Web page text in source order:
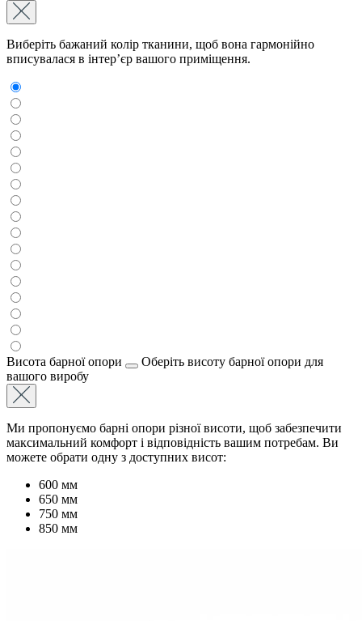
Виберіть бажаний колір тканини, щоб вона гармонійно
вписувалася в інтер’єр вашого приміщення.
Висота барної опори
Оберіть висоту барної опори для
вашого виробу
Ми пропонуємо барні опори різної висоти, щоб забезпечити
максимальний комфорт і відповідність вашим потребам. Ви
можете обрати одну з доступних висот:
600 мм
650 мм
750 мм
850 мм